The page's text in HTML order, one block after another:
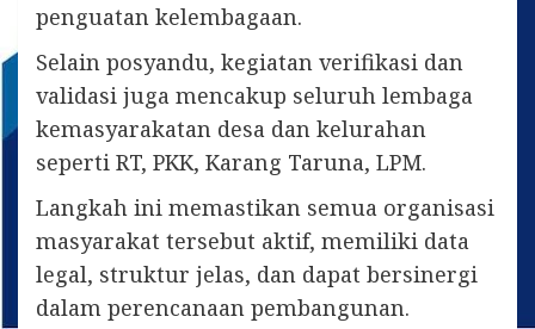
penguatan kelembagaan.
Selain posyandu, kegiatan verifikasi dan
validasi juga mencakup seluruh lembaga
kemasyarakatan desa dan kelurahan
seperti RT, PKK, Karang Taruna, LPM.
Langkah ini memastikan semua organisasi
masyarakat tersebut aktif, memiliki data
legal, struktur jelas, dan dapat bersinergi
dalam perencanaan pembangunan.